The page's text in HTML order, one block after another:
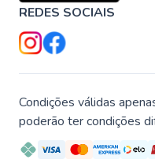
REDES SOCIAIS
Condições válidas
poderão ter condições